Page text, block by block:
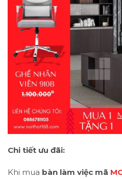
Chi tiết ưu đãi:
Khi mua bàn làm việc mã